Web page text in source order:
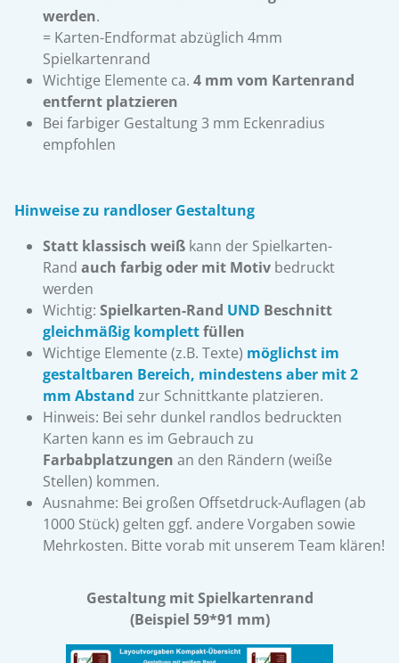
werden.
= Karten-Endformat abzüglich 4mm
Spielkartenrand
Wichtige Elemente ca. 4 mm vom Kartenrand
entfernt platzieren
Bei farbiger Gestaltung 3 mm Eckenradius
empfohlen
Hinweise zu randloser Gestaltung
Statt klassisch weiß kann der Spielkarten-
Rand auch farbig oder mit Motiv bedruckt
werden
Wichtig: Spielkarten-Rand UND Beschnitt
gleichmäßig komplettfüllen
Wichtige Elemente (z.B. Texte) möglichst im
gestaltbaren Bereich, mindestens aber mit 2
mm Abstand zur Schnittkante platzieren.
Hinweis: Bei sehr dunkel randlos bedruckten
Karten kann es im Gebrauch zu
Farbabplatzungen an den Rändern (weiße
Stellen) kommen.
Ausnahme: Bei großen Offsetdruck-Auflagen (ab
1000 Stück) gelten ggf. andere Vorgaben sowie
Mehrkosten. Bitte vorab mit unserem Team klären!
Gestaltung mit Spielkartenrand
(Beispiel 59*91 mm)